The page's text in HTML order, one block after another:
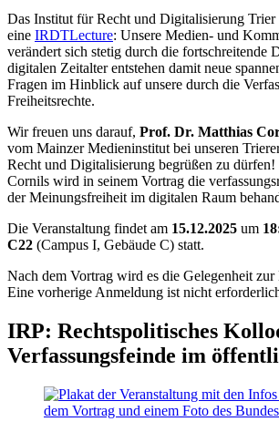
Das Institut für Recht und Digitalisierung Trier
eine IRDTLecture: Unsere Medien- und
verändert sich stetig durch die fortschreitende
digitalen Zeitalter entstehen damit neue
Fragen im Hinblick auf unsere durch die
Freiheitsrechte.
Wir freuen uns darauf, Prof. Dr. Matthias
vom Mainzer Medieninstitut bei unseren
Recht und Digitalisierung begrüßen zu
Cornils wird in seinem Vortrag die
der Meinungsfreiheit im digitalen Raum
Die Veranstaltung findet am 15.12.2025 um
C22 (Campus I, Gebäude C) statt.
Nach dem Vortrag wird es die Gelegenheit zur
Eine vorherige Anmeldung ist nicht
IRP: Rechtspolitisches
Verfassungsfeinde im